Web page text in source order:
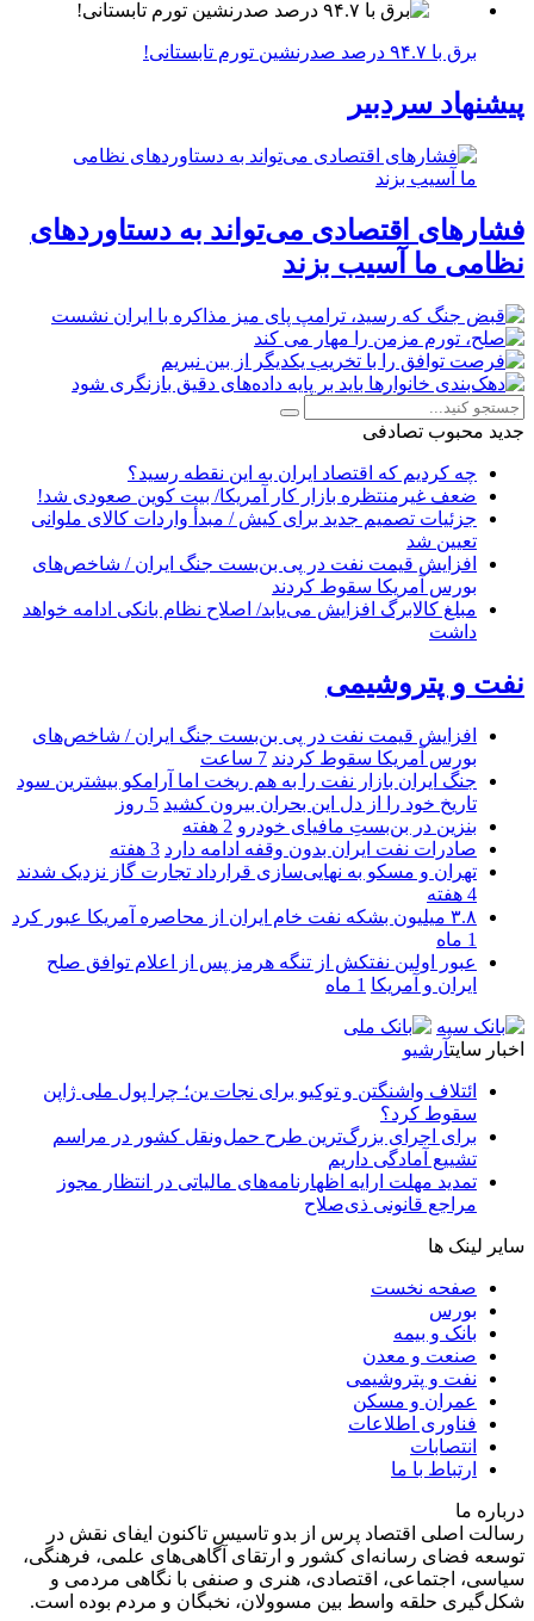
برق با ۹۴.۷ درصد صدرنشین تورم تابستانی!
پیشنهاد سردبیر
فشارهای اقتصادی می‌تواند به دستاوردهای
نظامی ما آسیب بزند
جدید محبوب تصادفی
چه کردیم که اقتصاد ایران به این نقطه رسید؟
ضعف غیرمنتظره بازار کار آمریکا/ بیت کوین صعودی شد!
جزئیات تصمیم جدید برای کیش / مبدأ واردات کالای ملوانی
تعیین شد
افزایش قیمت نفت در پی بن‌بست جنگ ایران / شاخص‌های
بورس آمریکا سقوط کردند
مبلغ کالابرگ افزایش می‌یابد/ اصلاح نظام بانکی ادامه خواهد
داشت
نفت و پتروشیمی
افزایش قیمت نفت در پی بن‌بست جنگ ایران / شاخص‌های
بورس آمریکا سقوط کردند 7 ساعت
جنگ ایران بازار نفت را به هم ریخت اما آرامکو بیشترین سود
تاریخ خود را از دل این بحران بیرون کشید 5 روز
بنزین در بن‌بستِ مافیای خودرو 2 هفته
صادرات نفت ایران بدون وقفه ادامه دارد 3 هفته
تهران و مسکو به نهایی‌سازی قرارداد تجارت گاز نزدیک شدند
4 هفته
۳.۸ میلیون بشکه نفت خام ایران از محاصره آمریکا عبور کرد
1 ماه
عبور اولین نفتکش از تنگه هرمز پس از اعلام توافق صلح
ایران و آمریکا 1 ماه
اخبار سایتآرشیو
ائتلاف واشنگتن و توکیو برای نجات ین؛ چرا پول ملی ژاپن
سقوط کرد؟
برای اجرای بزرگ‌ترین طرح حمل‌ونقل کشور در مراسم
تشییع آمادگی داریم
تمدید مهلت ارایه اظهارنامه‌های مالیاتی در انتظار مجوز
مراجع قانونی ذی‌‏صلاح
سایر لینک ها
صفحه نخست
بورس
بانک و بیمه
صنعت و معدن
نفت و پتروشیمی
عمران و مسکن
فناوری اطلاعات
انتصابات
ارتباط با ما
درباره ما
رسالت اصلی اقتصاد پرس از بدو تاسیس تاکنون ایفای نقش در
توسعه فضای رسانه‌ای کشور و ارتقای آگاهی‌های علمی، فرهنگی،
سیاسی، اجتماعی، اقتصادی، هنری و صنفی با نگاهی مردمی و
شکل‌گیری حلقه واسط بین مسوولان، نخبگان و مردم بوده است.